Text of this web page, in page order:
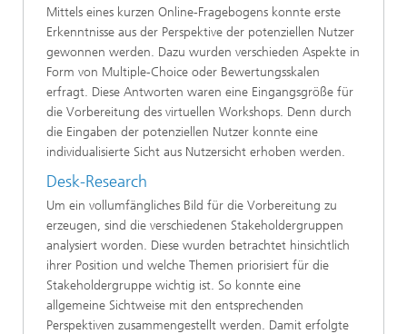
Mittels eines kurzen Online-Fragebogens konnte erste
Erkenntnisse aus der Perspektive der potenziellen Nutzer
gewonnen werden. Dazu wurden verschieden Aspekte in
Form von Multiple-Choice oder Bewertungsskalen
erfragt. Diese Antworten waren eine Eingangsgröße für
die Vorbereitung des virtuellen Workshops. Denn durch
die Eingaben der potenziellen Nutzer konnte eine
individualisierte Sicht aus Nutzersicht erhoben werden.
Desk-Research
Um ein vollumfängliches Bild für die Vorbereitung zu
erzeugen, sind die verschiedenen Stakeholdergruppen
analysiert worden. Diese wurden betrachtet hinsichtlich
ihrer Position und welche Themen priorisiert für die
Stakeholdergruppe wichtig ist. So konnte eine
allgemeine Sichtweise mit den entsprechenden
Perspektiven zusammengestellt werden. Damit erfolgte